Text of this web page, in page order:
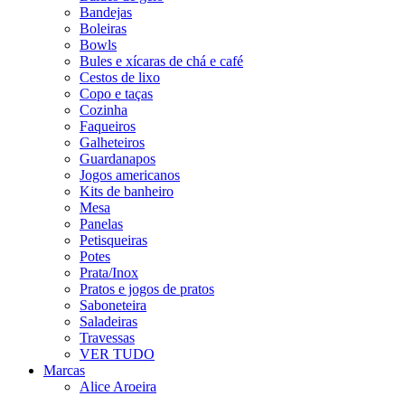
Bandejas
Boleiras
Bowls
Bules e xícaras de chá e café
Cestos de lixo
Copo e taças
Cozinha
Faqueiros
Galheteiros
Guardanapos
Jogos americanos
Kits de banheiro
Mesa
Panelas
Petisqueiras
Potes
Prata/Inox
Pratos e jogos de pratos
Saboneteira
Saladeiras
Travessas
VER TUDO
Marcas
Alice Aroeira